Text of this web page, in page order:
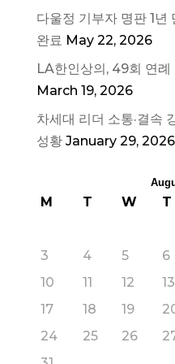
다울정 기부자 명판 1년
완료 May 22, 2026
LA한인상의, 49회 연례
March 19, 2026
차세대 리더 소통·결속
성황 January 29, 2026
M T W T
3
4 5 6
10
11 12 13
17
18 19
24
25 26